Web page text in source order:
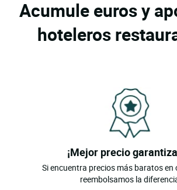
Acumule euros y
hoteleros
¡Mejor precio
Si encuentra precios más baratos en
reembolsamos la